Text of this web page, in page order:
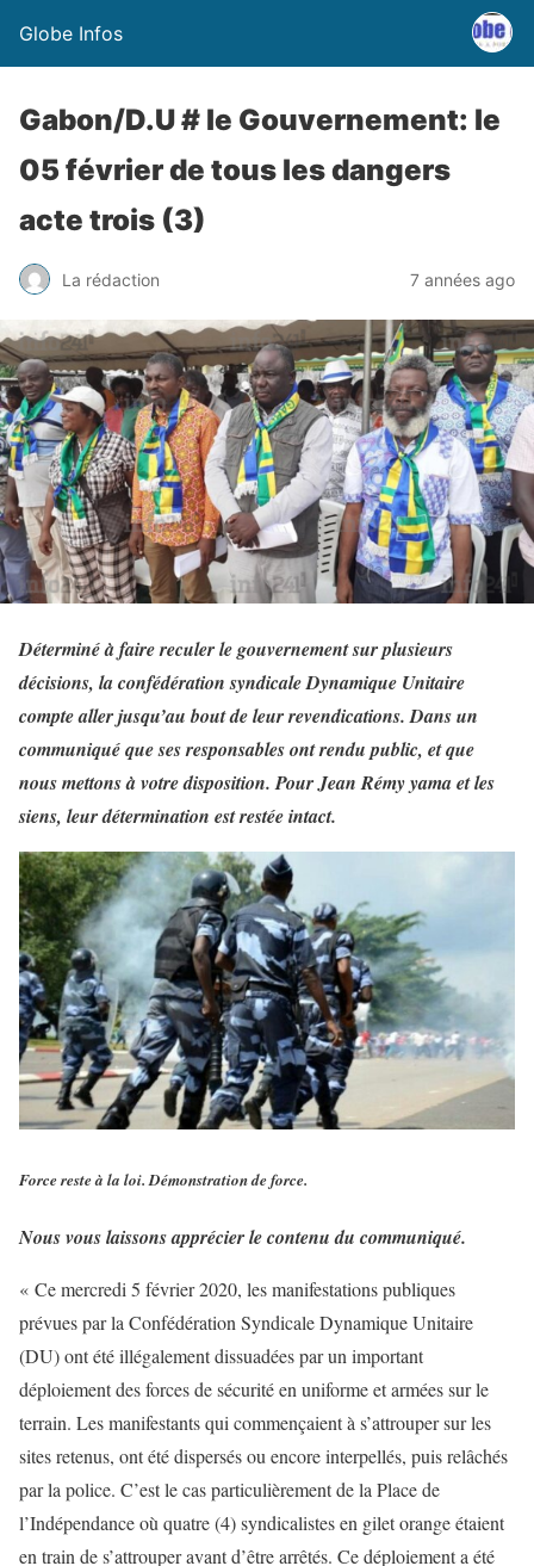
Globe Infos
Gabon/D.U # le Gouvernement: le
05 février de tous les dangers
acte trois (3)
La rédaction 7 années ago
Déterminé à faire reculer le gouvernement sur plusieurs
décisions, la confédération syndicale Dynamique Unitaire
compte aller jusqu’au bout de leur revendications. Dans un
communiqué que ses responsables ont rendu public, et que
nous mettons à votre disposition. Pour Jean Rémy yama et les
siens, leur détermination est restée intact.
Force reste à la loi. Démonstration de force.
Nous vous laissons apprécier le contenu du communiqué.
« Ce mercredi 5 février 2020, les manifestations publiques
prévues par la Confédération Syndicale Dynamique Unitaire
(DU) ont été illégalement dissuadées par un important
déploiement des forces de sécurité en uniforme et armées sur le
terrain. Les manifestants qui commençaient à s’attrouper sur les
sites retenus, ont été dispersés ou encore interpellés, puis relâchés
par la police. C’est le cas particulièrement de la Place de
l’Indépendance où quatre (4) syndicalistes en gilet orange étaient
en train de s’attrouper avant d’être arrêtés. Ce déploiement a été